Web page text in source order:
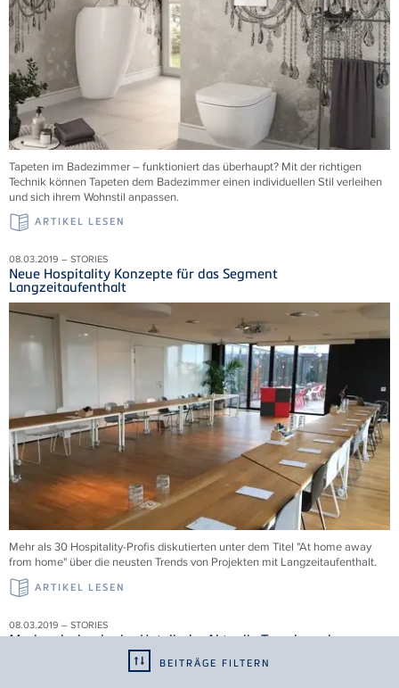
BEITRÄGE FILTERN
Tapeten im Badezimmer – funktioniert das überhaupt? Mit der richtigen
Technik können Tapeten dem Badezimmer einen individuellen Stil verleihen
und sich ihrem Wohnstil anpassen.
ARTIKEL LESEN
08.03.2019 – STORIES
Neue Hospitality Konzepte für das Segment
Langzeitaufenthalt
Mehr als 30 Hospitality-Profis diskutierten unter dem Titel "At home away
from home" über die neusten Trends von Projekten mit Langzeitaufenthalt.
ARTIKEL LESEN
08.03.2019 – STORIES
Markendesign in der Hotellerie: Aktuelle Trends und